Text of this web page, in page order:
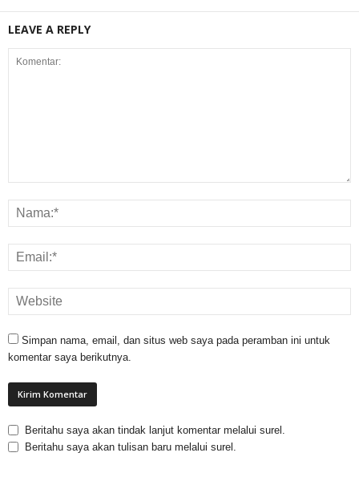
LEAVE A REPLY
Simpan nama, email, dan situs web saya pada peramban ini untuk
komentar saya berikutnya.
Beritahu saya akan tindak lanjut komentar melalui surel.
Beritahu saya akan tulisan baru melalui surel.